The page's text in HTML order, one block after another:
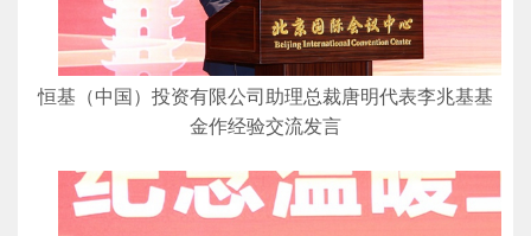
恒基（中国）投资有限公司助理总裁唐明代表李兆基基
金作经验交流发言